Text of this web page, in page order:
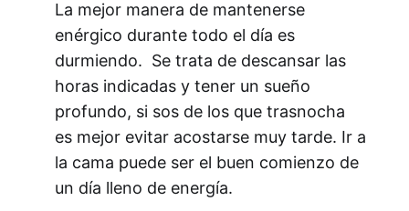
La mejor manera de mantenerse
enérgico durante todo el día es
durmiendo. Se trata de descansar las
horas indicadas y tener un sueño
profundo, si sos de los que trasnocha
es mejor evitar acostarse muy tarde. Ir a
la cama puede ser el buen comienzo de
un día lleno de energía.